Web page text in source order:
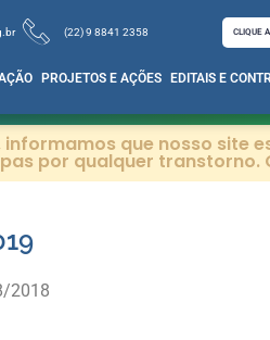
(22) 9 8841 2358 CLIQUE
PROJETOS E AÇÕES EDITAIS E
que nosso site
por qualquer
2018